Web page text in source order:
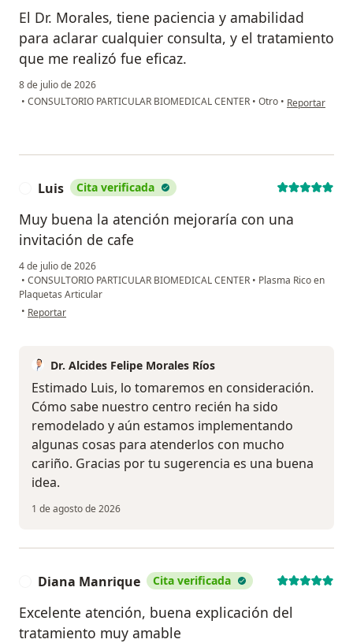
El Dr. Morales, tiene paciencia y amabilidad
para aclarar cualquier consulta, y el tratamiento
que me realizó fue eficaz.
8 de julio de 2026
• CONSULTORIO PARTICULAR BIOMEDICAL CENTER • Otro • en opinión del
Reportar
Luis Cita verificada
Muy buena la atención mejoraría con una
invitación de cafe
4 de julio de 2026
• CONSULTORIO PARTICULAR BIOMEDICAL CENTER • Plasma Rico en
Plaquetas Articular
• en opinión del usuario Luis
Reportar
Dr. Alcides Felipe Morales Ríos
Estimado Luis, lo tomaremos en consideración.
Cómo sabe nuestro centro recién ha sido
remodelado y aún estamos implementando
algunas cosas para atenderlos con mucho
cariño. Gracias por tu sugerencia es una buena
idea.
1 de agosto de 2026
Diana Manrique Cita verificada
Excelente atención, buena explicación del
tratamiento muy amable